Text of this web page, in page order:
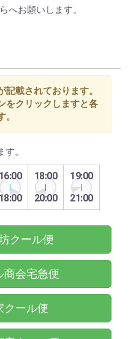
へお願いします。
載されております。
をクリックしますと各
。
16:00
18:00
18:00
20:00
19:00
21:00
クール便
商会宅急便
クール便